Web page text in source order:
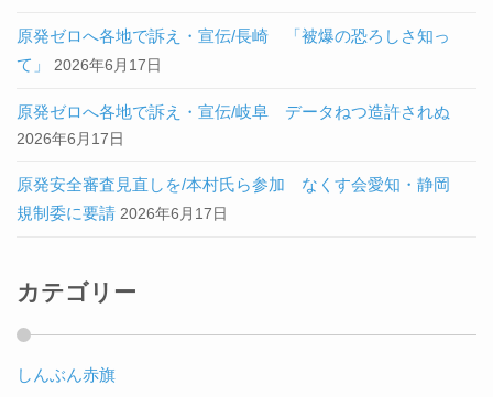
原発ゼロへ各地で訴え・宣伝/長崎 「被爆の恐ろしさ知っ
て」
2026年6月17日
原発ゼロへ各地で訴え・宣伝/岐阜 データねつ造許されぬ
2026年6月17日
原発安全審査見直しを/本村氏ら参加 なくす会愛知・静岡
規制委に要請 2026年6月17日
カテゴリー
しんぶん赤旗